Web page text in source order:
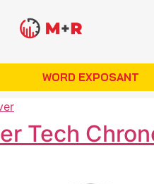
WORD EXPOSANT
Tech